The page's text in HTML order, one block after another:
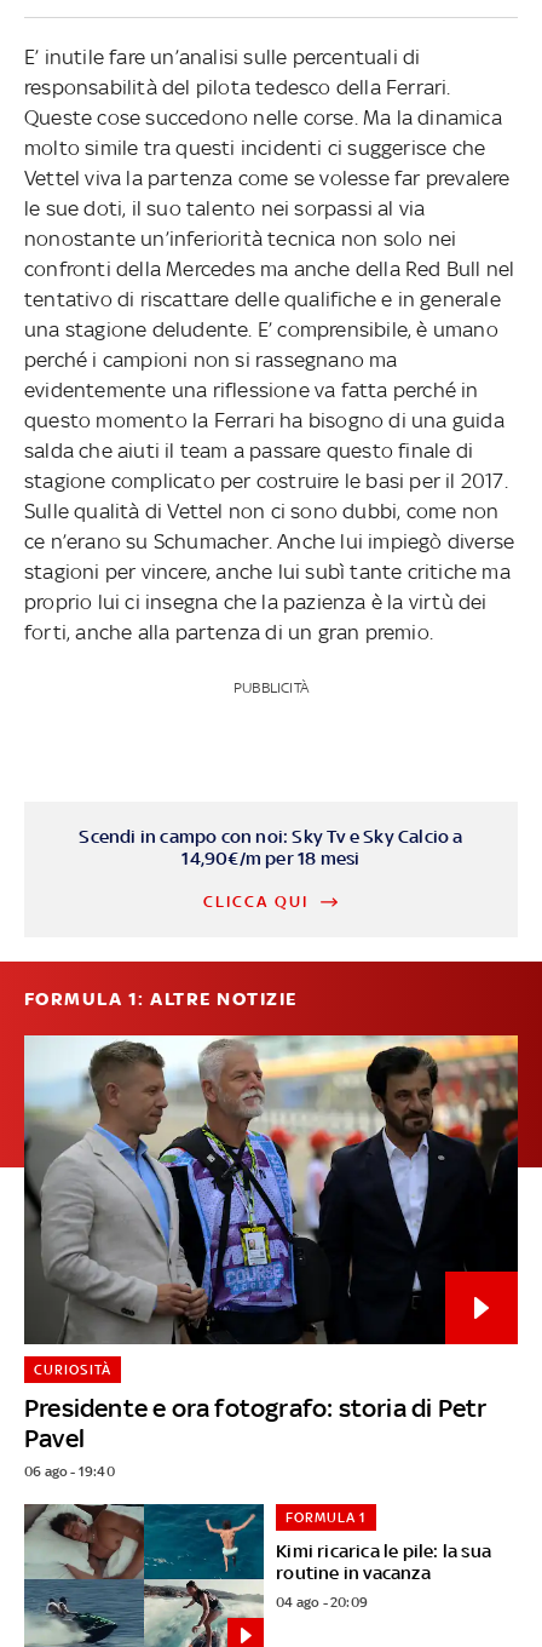
E’ inutile fare un’analisi sulle percentuali di
responsabilità del pilota tedesco della Ferrari.
Queste cose succedono nelle corse. Ma la dinamica
molto simile tra questi incidenti ci suggerisce che
Vettel viva la partenza come se volesse far prevalere
le sue doti, il suo talento nei sorpassi al via
nonostante un’inferiorità tecnica non solo nei
confronti della Mercedes ma anche della Red Bull nel
tentativo di riscattare delle qualifiche e in generale
una stagione deludente. E’ comprensibile, è umano
perché i campioni non si rassegnano ma
evidentemente una riflessione va fatta perché in
questo momento la Ferrari ha bisogno di una guida
salda che aiuti il team a passare questo finale di
stagione complicato per costruire le basi per il 2017.
Sulle qualità di Vettel non ci sono dubbi, come non
ce n’erano su Schumacher. Anche lui impiegò diverse
stagioni per vincere, anche lui subì tante critiche ma
proprio lui ci insegna che la pazienza è la virtù dei
forti, anche alla partenza di un gran premio.
PUBBLICITÀ
Scendi in campo con noi: Sky Tv e Sky Calcio a
14,90€/m per 18 mesi
CLICCA QUI
FORMULA 1: ALTRE NOTIZIE
Presidente e ora fotografo: storia di Petr
Pavel
CURIOSITÀ
06 ago - 19:40
Kimi ricarica le pile: la sua
routine in vacanza
FORMULA 1
04 ago - 20:09